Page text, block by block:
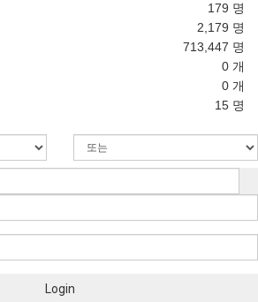
179 명
2,179 명
713,447 명
0 개
0 개
15 명
Login